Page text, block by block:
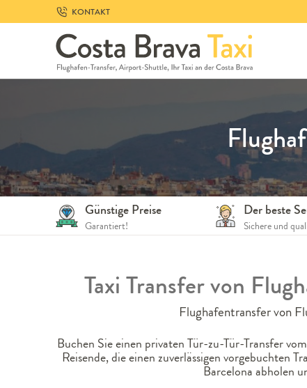
to
content
KONTAKT
Günstige Preise
Garantiert!
Der beste
Sichere und
Taxi Transfer von
Flughafentransfer von
Buchen Sie einen privaten Tür-zu-Tür-Transfer
Reisende, die einen zuverlässigen vorgebuchten
Barcelona abholen